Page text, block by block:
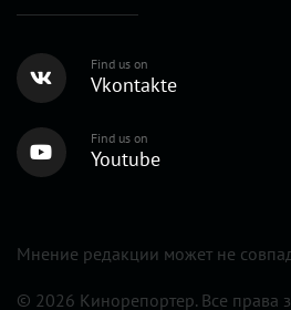
Find us on
Vkontakte
Find us on
Youtube
Мнение редакции может не
© 2026 Кинорепортер. Все права